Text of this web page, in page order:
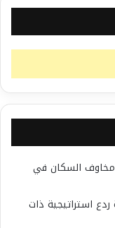
السكان في
استراتيجية ذات